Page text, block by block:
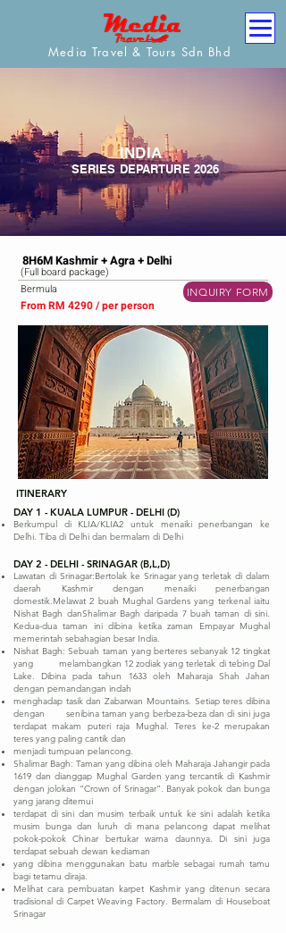
Media Travel & Tours Sdn Bhd
INDIA
SERIES DEPARTURE 2026
8H6M Kashmir + Agra + Delhi
(Full board package)
Bermula
From RM 4290 / per person
INQUIRY FORM
ITINERARY
DAY 1 - KUALA LUMPUR - DELHI (D)
Berkumpul di KLIA/KLIA2 untuk menaiki penerbangan ke
Delhi. Tiba di Delhi dan bermalam di Delhi
DAY 2 - DELHI - SRINAGAR (B,L,D)
Lawatan di Srinagar:Bertolak ke Srinagar yang terletak di dalam
daerah Kashmir dengan menaiki penerbangan
domestik.Melawat 2 buah Mughal Gardens yang terkenal iaitu
Nishat Bagh danShalimar Bagh daripada 7 buah taman di sini.
Kedua-dua taman ini dibina ketika zaman Empayar Mughal
memerintah sebahagian besar India.
Nishat Bagh: Sebuah taman yang berteres sebanyak 12 tingkat
yang melambangkan 12 zodiak yang terletak di tebing Dal
Lake. Dibina pada tahun 1633 oleh Maharaja Shah Jahan
dengan pemandangan indah
menghadap tasik dan Zabarwan Mountains. Setiap teres dibina
dengan senibina taman yang berbeza-beza dan di sini juga
terdapat makam puteri raja Mughal. Teres ke-2 merupakan
teres yang paling cantik dan
menjadi tumpuan pelancong.
Shalimar Bagh: Taman yang dibina oleh Maharaja Jahangir pada
1619 dan dianggap Mughal Garden yang tercantik di Kashmir
dengan jolokan “Crown of Srinagar”. Banyak pokok dan bunga
yang jarang ditemui
terdapat di sini dan musim terbaik untuk ke sini adalah ketika
musim bunga dan luruh di mana pelancong dapat melihat
pokok-pokok Chinar bertukar warna daunnya. Di sini juga
terdapat sebuah dewan kediaman
yang dibina menggunakan batu marble sebagai rumah tamu
bagi tetamu diraja.
Melihat cara pembuatan karpet Kashmir yang ditenun secara
tradisional di Carpet Weaving Factory. Bermalam di Houseboat
Srinagar